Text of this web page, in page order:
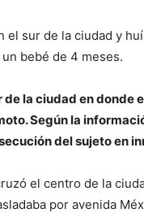
sur de la ciudad y
bebé de 4 meses.
la ciudad en donde
Según la
del sujeto en
el centro de la
por avenida